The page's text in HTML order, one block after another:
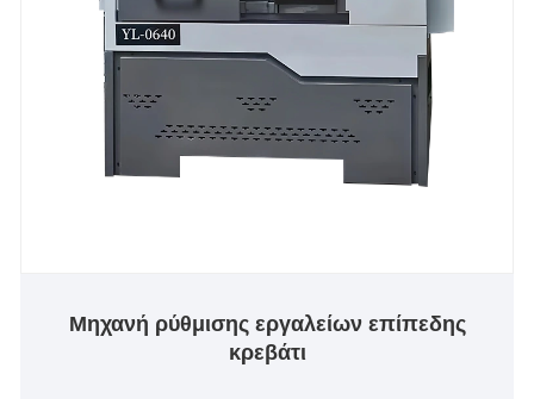
Μηχανή ρύθμισης εργαλείων επίπεδης
κρεβάτι